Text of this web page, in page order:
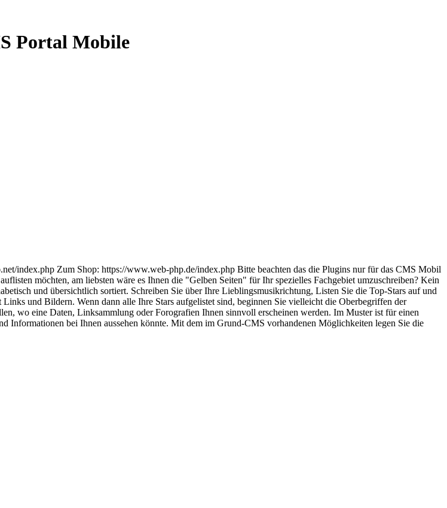
Portal Mobile
index.php Zum Shop: https://www.web-php.de/index.php Bitte beachten das die Plugins nur für das CMS Mobil
möchten, am liebsten wäre es Ihnen die "Gelben Seiten" für Ihr spezielles Fachgebiet umzuschreiben? Kein
und übersichtlich sortiert. Schreiben Sie über Ihre Lieblingsmusikrichtung, Listen Sie die Top-Stars auf und
und Bildern. Wenn dann alle Ihre Stars aufgelistet sind, beginnen Sie vielleicht die Oberbegriffen der
wo eine Daten, Linksammlung oder Forografien Ihnen sinnvoll erscheinen werden. Im Muster ist für einen
Informationen bei Ihnen aussehen könnte. Mit dem im Grund-CMS vorhandenen Möglichkeiten legen Sie die